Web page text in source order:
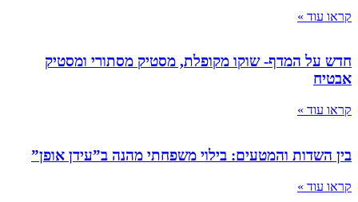
קראו עוד »
חדש על המדף- שוקו מקופלת, מסטיק מסתורי ומסטיק
אבטיח
קראו עוד »
בין השדות והמטעים: בילוי משפחתי מהנה ב”עידן אופן”
קראו עוד »